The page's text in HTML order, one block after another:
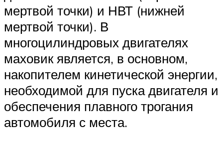
мертвой точки) и НВТ (нижней
мертвой точки). В
многоцилиндровых двигателях
маховик является, в основном,
накопителем кинетической энергии,
необходимой для пуска двигателя и
обеспечения плавного трогания
автомобиля с места.